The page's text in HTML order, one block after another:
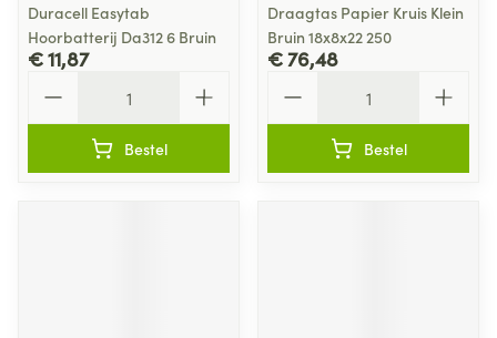
Duracell Easytab
Hoorbatterij Da312 6 Bruin
€ 11,87
Bestel
Draagtas Papier Kruis Klein
Bruin 18x8x22 250
€ 76,48
Bestel